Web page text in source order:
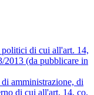
di cui all'art. 14,
2013 (da pubblicare in
amministrazione, di
di cui all'art. 14, co.